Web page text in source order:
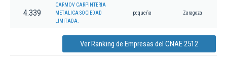
4.339
CARMOV CARPINTERIA
METALICA SOCIEDAD
LIMITADA.
pequeña Zaragoza
Ver Ranking de Empresas del CNAE 2512